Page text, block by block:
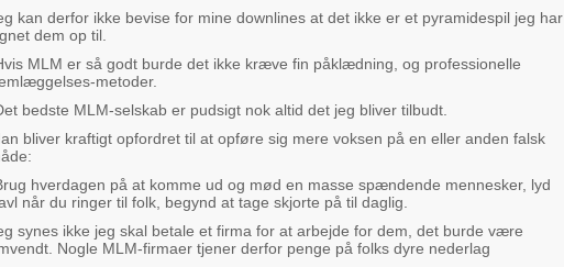
kan derfor ikke bevise for mine downlines at det ikke er et pyramidespil jeg har
dem op til.
MLM er så godt burde det ikke kræve fin påklædning, og professionelle
metoder.
bedste MLM-selskab er pudsigt nok altid det jeg bliver tilbudt.
bliver kraftigt opfordret til at opføre sig mere voksen på en eller anden falsk
hverdagen på at komme ud og mød en masse spændende mennesker, lyd
når du ringer til folk, begynd at tage skjorte på til daglig.
synes ikke jeg skal betale et firma for at arbejde for dem, det burde være
Nogle MLM-firmaer tjener derfor penge på folks dyre nederlag